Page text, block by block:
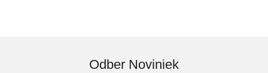
Odber Noviniek